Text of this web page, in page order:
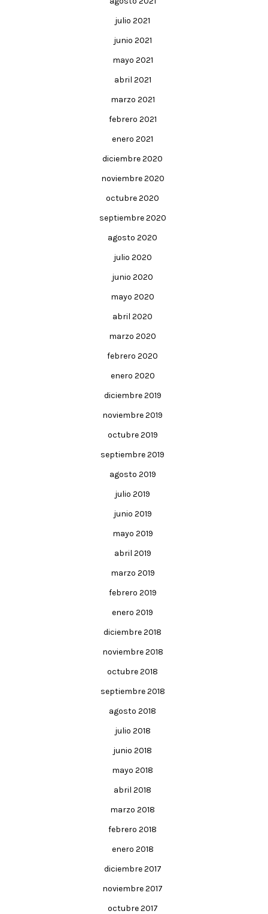
julio 2021
junio 2021
mayo 2021
abril 2021
marzo 2021
febrero 2021
enero 2021
diciembre 2020
noviembre 2020
octubre 2020
septiembre 2020
agosto 2020
julio 2020
junio 2020
mayo 2020
abril 2020
marzo 2020
febrero 2020
enero 2020
diciembre 2019
noviembre 2019
octubre 2019
septiembre 2019
agosto 2019
julio 2019
junio 2019
mayo 2019
abril 2019
marzo 2019
febrero 2019
enero 2019
diciembre 2018
noviembre 2018
octubre 2018
septiembre 2018
agosto 2018
julio 2018
junio 2018
mayo 2018
abril 2018
marzo 2018
febrero 2018
enero 2018
diciembre 2017
noviembre 2017
octubre 2017